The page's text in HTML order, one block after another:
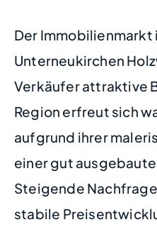
Der Immobilienmarkt
Unterneukirchen
Verkäufer attraktive
Region erfreut sich
aufgrund ihrer
einer gut
Steigende
stabile